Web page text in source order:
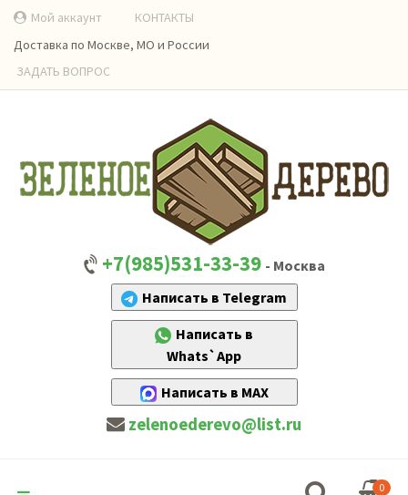
Мой аккаунт
КОНТАКТЫ
Доставка по Москве, МО и России
ЗАДАТЬ ВОПРОС
+7(985)531-33-39 - Москва
Написать в Telegram
Написать в
Whats`App
Написать в MAX
zelenoederevo@list.ru
0